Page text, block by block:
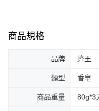
商品規格
品牌 蜂王
類型 香皂
商品重量 80g*3